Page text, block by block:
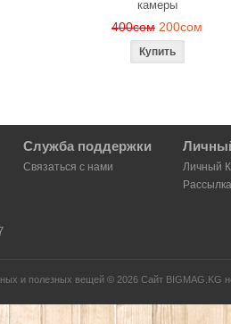
камеры
400сом 200сом
Служба поддержки
Связаться с нами
Личный
Рассылка
и полезных вещей © 2026 Сайт BIGMAG.KG
- запрещено, и будет преследоваться по